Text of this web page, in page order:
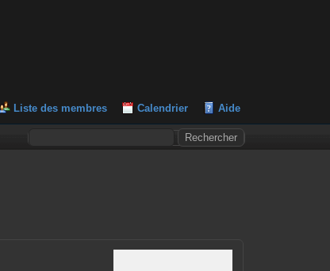
Liste des membres Calendrier Aide